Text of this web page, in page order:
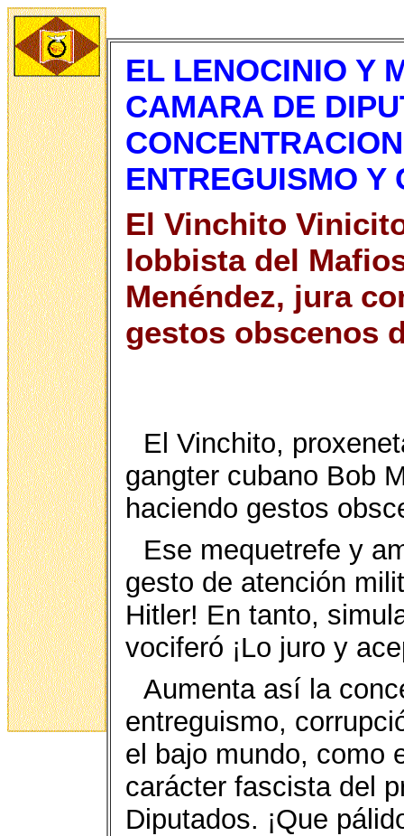
EL LENOCINIO Y
CAMARA DE
ENTREGUISMO Y
El Vinchito
lobbista del
Menéndez, jura
gestos obscenos
El Vinchito,
gangter cubano Bob
haciendo gestos
Ese mequetrefe y
gesto de atención
Hitler! En tanto,
vociferó ¡Lo juro y
Aumenta así la
entreguismo,
el bajo mundo, como
carácter fascista del
Diputados. ¡Que